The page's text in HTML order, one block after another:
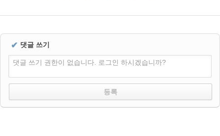
✔ 댓글 쓰기
댓글 쓰기 권한이 없습니다. 로그인 하시겠습니까?